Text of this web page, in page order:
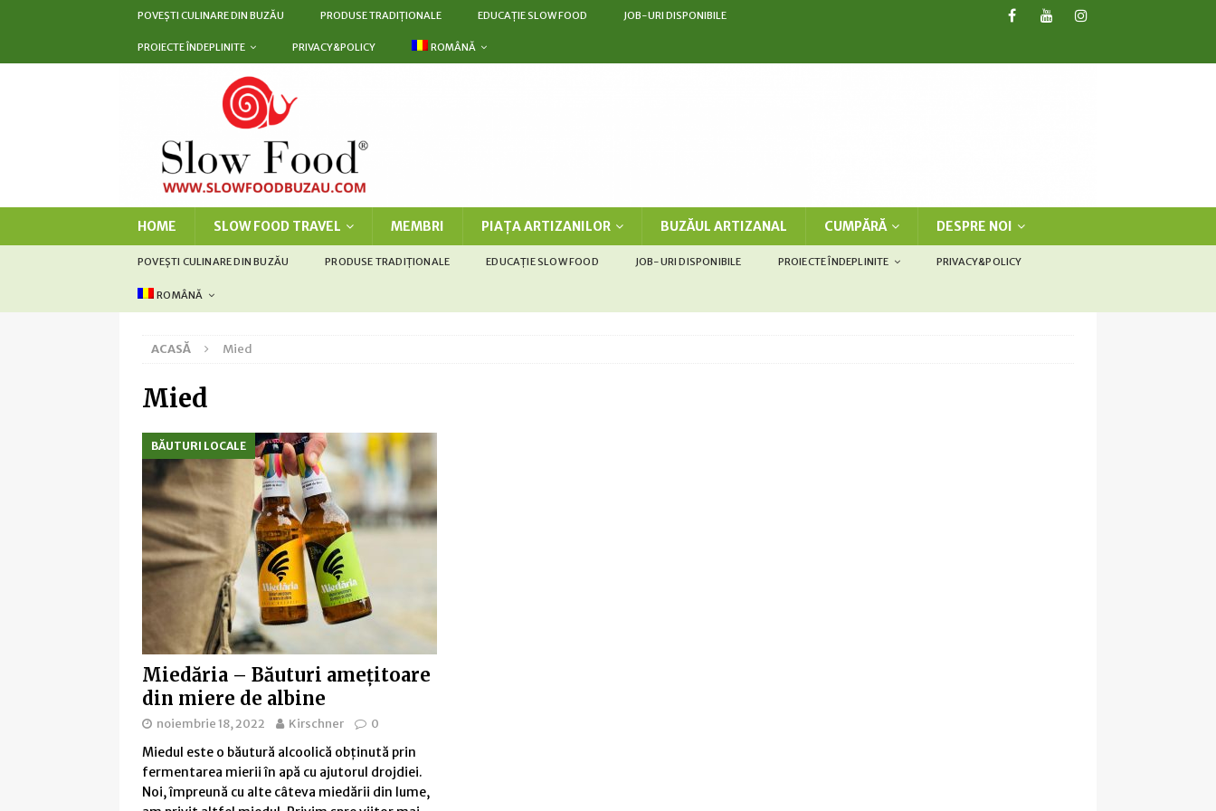
POVEȘTI CULINARE DIN BUZĂU PRODUSE TRADIȚIONALE EDUCAȚIE SLOW FOOD JOB-URI DISPONIBILE
PROIECTE ÎNDEPLINITE PRIVACY&POLICY ROMÂNĂ
HOME SLOW FOOD TRAVEL MEMBRI PIAȚA ARTIZANILOR BUZĂUL ARTIZANAL CUMPĂRĂ DESPRE NOI
POVEȘTI CULINARE DIN BUZĂU PRODUSE TRADIȚIONALE EDUCAȚIE SLOW FOOD JOB-URI DISPONIBILE PROIECTE ÎNDEPLINITE PRIVACY&POLICY
ROMÂNĂ
ACASĂ Mied
Mied
BĂUTURI LOCALE
Miedăria – Băuturi amețitoare
din miere de albine
noiembrie 18, 2022 Kirschner 0
Miedul este o băutură alcoolică obținută prin
fermentarea mierii în apă cu ajutorul drojdiei.
Noi, împreună cu alte câteva miedării din lume,